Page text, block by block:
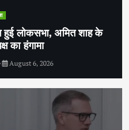
हुई लोकसभा, अमित शाह के
का हंगामा
August 6, 2026